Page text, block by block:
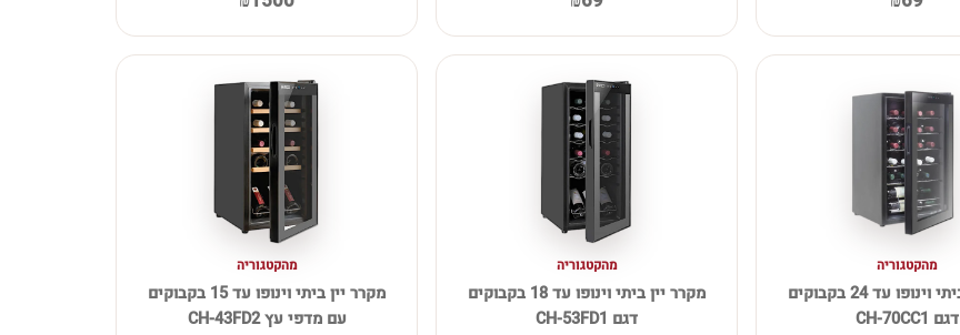
מהקטגוריה
מקרר יין ביתי וינופו עד 24 בקבוקים
דגם CH-70CC1
מהקטגוריה
מקרר יין ביתי וינופו עד 18 בקבוקים
דגם CH-53FD1
מהקטגוריה
מקרר יין ביתי וינופו עד 15 בקבוקים
עם מדפי עץ CH-43FD2